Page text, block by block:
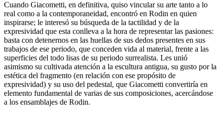
Cuando Giacometti, en definitiva, quiso vincular su arte tanto a lo
real como a la contemporaneidad, encontró en Rodin en quien
inspirarse; le interesó su búsqueda de la tactilidad y de la
expresividad que esta conlleva a la hora de representar las pasiones:
basta con detenernos en las huellas de sus dedos presentes en sus
trabajos de ese periodo, que conceden vida al material, frente a las
superficies del todo lisas de su periodo surrealista. Les unió
asimismo su cultivada atención a la escultura antigua, su gusto por la
estética del fragmento (en relación con ese propósito de
expresividad) y su uso del pedestal, que Giacometti convertiría en
elemento fundamental de varias de sus composiciones, acercándose
a los ensamblajes de Rodin.